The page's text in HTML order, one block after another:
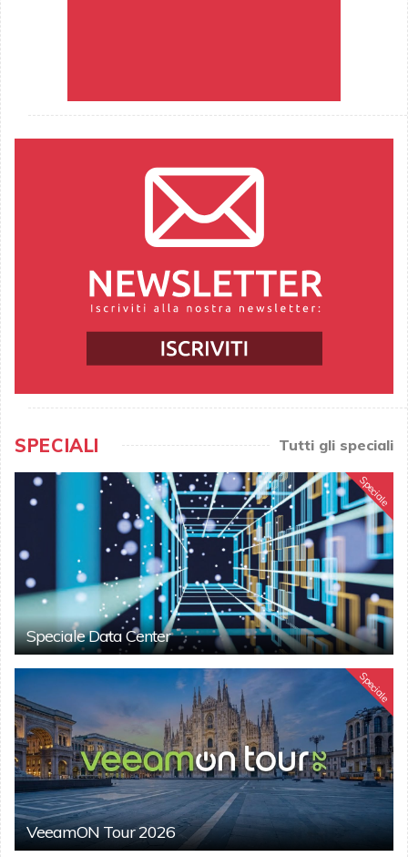
SPECIALI Tutti gli speciali
Speciale
Speciale Data Center
Speciale
VeeamON Tour 2026